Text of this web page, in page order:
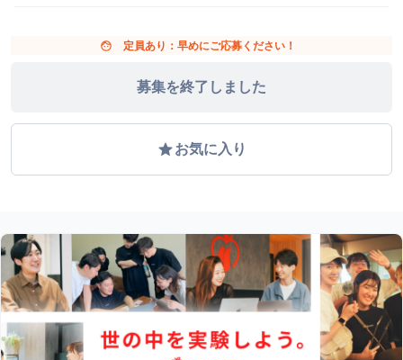
face 定員あり：早めにご応募ください！
募集を終了しました
gradeお気に入り